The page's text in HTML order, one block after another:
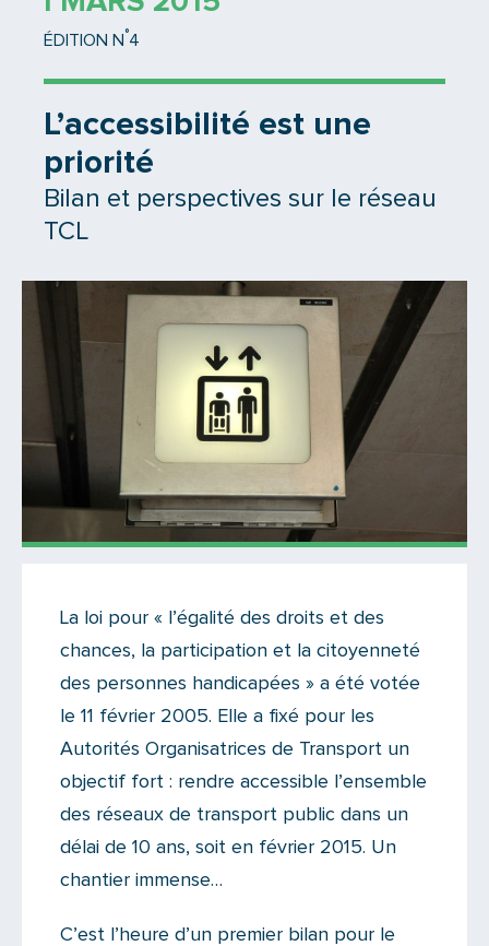
ÉDITION N °4
L’accessibilité est une
priorité
Bilan et perspectives sur le réseau
TCL
Il y a 6 commentaires sur cet article
Ajoutez le vôtre
La loi pour « l’égalité des droits et des
chances, la participation et la citoyenneté
des personnes handicapées » a été votée
le 11 février 2005. Elle a fixé pour les
Autorités Organisatrices de Transport un
objectif fort : rendre accessible l’ensemble
des réseaux de transport public dans un
délai de 10 ans, soit en février 2015. Un
chantier immense…
C’est l’heure d’un premier bilan pour le